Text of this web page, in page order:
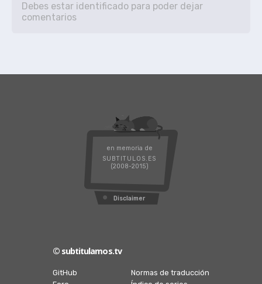
en memoria de
SUBTITULOS.ES
(2008-2015)
Disclaimer
© subtitulamos.tv
GitHub
Normas de traducción